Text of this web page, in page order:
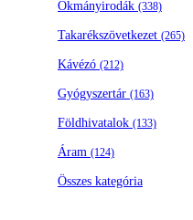
Okmányirodák (338)
Takarékszövetkezet (265)
Kávézó (212)
Gyógyszertár (163)
Földhivatalok (133)
Áram (124)
Összes kategória